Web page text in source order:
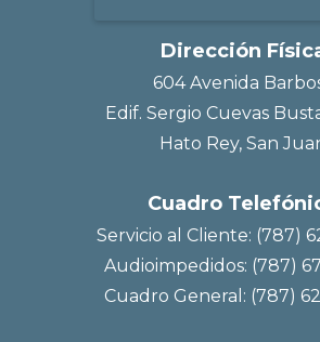
Dirección
604 Avenida
Edif. Sergio Cuevas
Hato Rey, San
Cuadro
Servicio al Cliente: (787)
Audioimpedidos: (787)
Cuadro General: (787)